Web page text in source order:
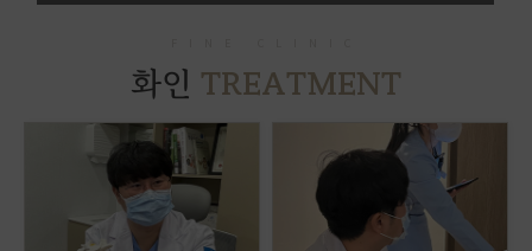
환자분들의 삶의 질까지 높여드리도록 노력하겠습니다.
운동🫢 10분 만에 체지방 걷어내기‼️
화인통증의학과는 통증 치료 분야 최대규모인
화인의 고품격 의료서비스로 단순 치료를 넘어
환자분들의 삶의 질까지 높여드리도록 노력하겠습니다.
감사합니다. 오늘도 I'm Fine!
묵은 뱃살 녹이는 최고의 운동👈 층간소음
❌ 체지방 컷💢
오늘도 I'm fine!! 안녕하세요 화인입니다🤗
화인 통증의학과는 통증 치료 분야 최대 규모인 화인의
화인 TREATMENT